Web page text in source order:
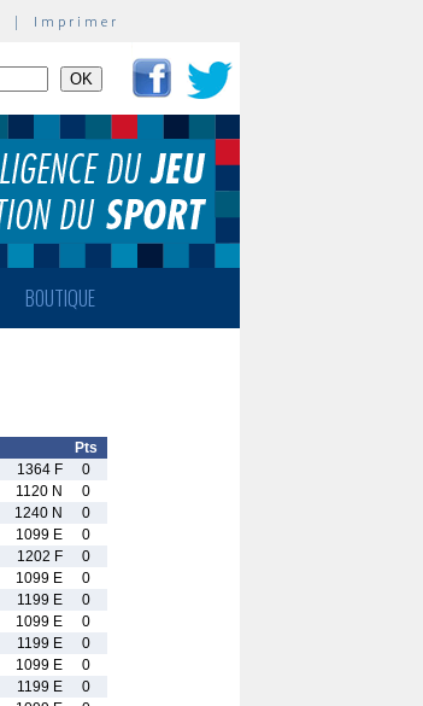
| Imprimer
BOUTIQUE
Pts
1364 F
0
1120 N
0
1240 N
0
1099 E
0
1202 F
0
1099 E
0
1199 E
0
1099 E
0
1199 E
0
1099 E
0
1199 E
0